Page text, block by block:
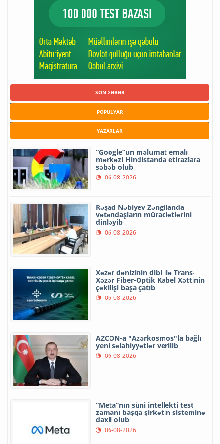
SON XƏBƏR
POPULYAR
YAZARLAR
“Google”un məlumat emalı
mərkəzi Hindistanda etirazlara
səbəb olub
06-08-2026
Rəşad Nəbiyev Zəngilanda
vətəndaşların müraciətlərini
dinləyib
06-08-2026
Xəzər dənizinin dibi ilə Trans-
Xəzər Fiber-Optik Kabel Xəttinin
çəkilişi başa çatıb
06-08-2026
AZCON-a "Azərkosmos"la bağlı
yeni səlahiyyətlər verilib
06-08-2026
“Meta”nın süni intellekti test
zamanı başqa şirkətin sisteminə
daxil olub
06-08-2026